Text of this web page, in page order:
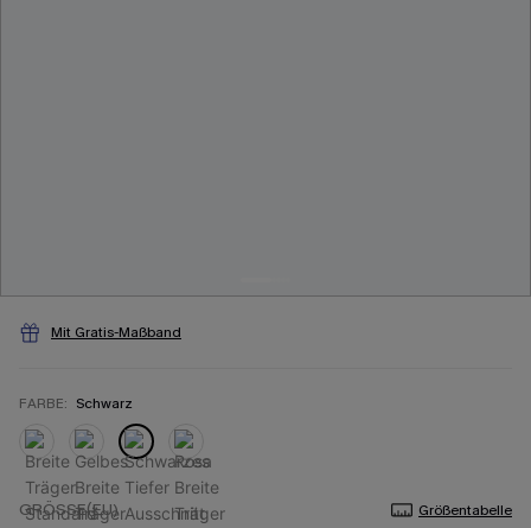
Mit Gratis-Maßband
FARBE: Schwarz
GRÖSSE(EU) Größentabelle